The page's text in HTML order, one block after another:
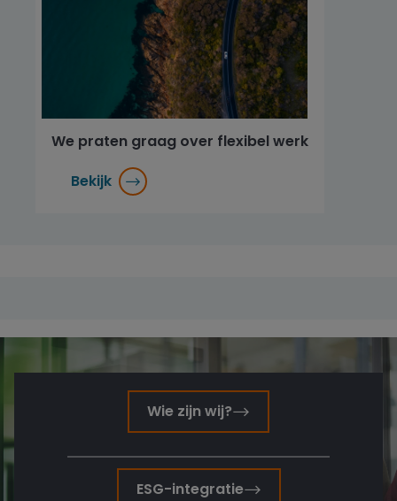
We praten graag over flexibel werk
Bekijk
Wie zijn wij?
ESG-integratie